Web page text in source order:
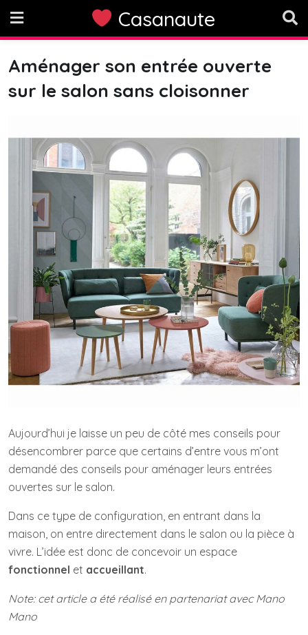
content
Casanaute
Aménager son entrée ouverte
sur le salon sans cloisonner
Aujourd’hui je laisse un peu de côté mes conseils pour
désencombrer parce que certains d’entre vous m’ont
demandé des conseils pour aménager leurs entrées
ouvertes sur le salon.
Dans ce type de configuration, en entrant dans la
maison, on entre directement dans le salon ou la pièce à
vivre. L’idée est donc de concevoir un espace
fonctionnel et accueillant.
Note: cet article a été réalisé en partenariat avec Mano
Mano